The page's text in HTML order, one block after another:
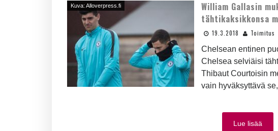
Kuva: Alloverpress.fi
William Gallasin
tähtikaksikkonsa
19.3.2018 Toimitus
Chelsean entinen
Chelsea selviäisi
Thibaut Courtoisin
vain hyväksyttävä
Lue lisää